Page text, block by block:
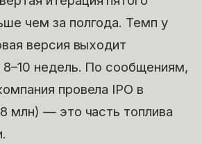
чем за полгода. Темп у
версия выходит
8–10 недель. По сообщениям,
провела IPO в
млн) — это часть топлива